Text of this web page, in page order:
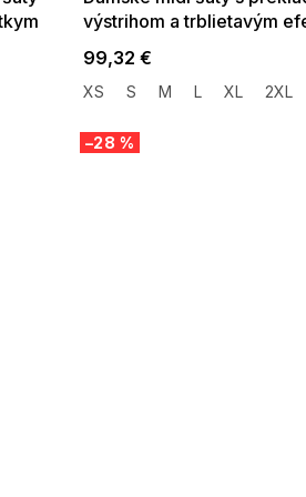
výstrihom a trblietavým
svetlo modrej
99,32 €
XS S M L XL 2XL
–28 %